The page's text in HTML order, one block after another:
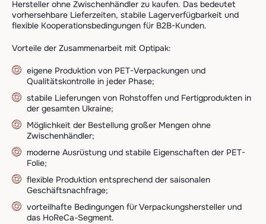
Hersteller ohne Zwischenhändler zu kaufen. Das bedeutet
vorhersehbare Lieferzeiten, stabile Lagerverfügbarkeit und
flexible Kooperationsbedingungen für B2B-Kunden.
Vorteile der Zusammenarbeit mit Optipak:
eigene Produktion von PET-Verpackungen und
Qualitätskontrolle in jeder Phase;
stabile Lieferungen von Rohstoffen und Fertigprodukten in
der gesamten Ukraine;
Möglichkeit der Bestellung großer Mengen ohne
Zwischenhändler;
moderne Ausrüstung und stabile Eigenschaften der PET-
Folie;
flexible Produktion entsprechend der saisonalen
Geschäftsnachfrage;
vorteilhafte Bedingungen für Verpackungshersteller und
das HoReCa-Segment.